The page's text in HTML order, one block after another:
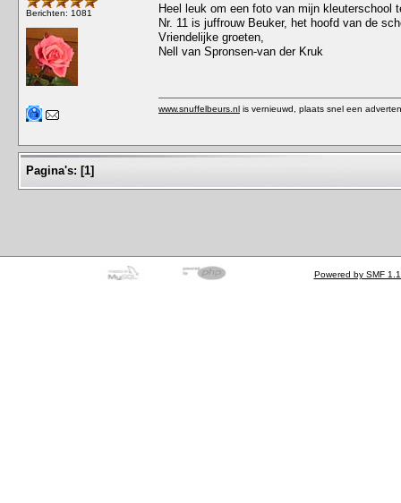
Berichten: 1081
Heel leuk om een foto van mijn kleuterschool
Nr. 11 is juffrouw Beuker, het hoofd van de
Vriendelijke groeten,
Nell van Spronsen-van der Kruk
www.snuffelbeurs.nl is vernieuwd, plaats snel een
Pagina's: [1]
Powered by SMF